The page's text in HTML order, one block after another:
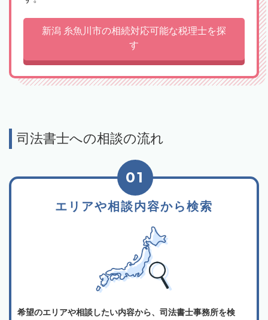
新潟 糸魚川市の相続対応可能な税理士を探
す
司法書士への相談の流れ
エリアや相談内容から検索
01
希望のエリアや相談したい内容から、司法書士事務所を検